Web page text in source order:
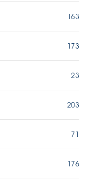
163
173
23
203
71
176